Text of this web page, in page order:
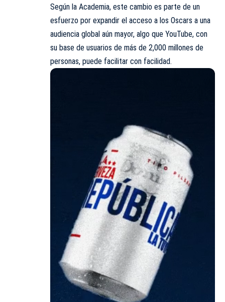
Según la Academia, este cambio es parte de un
esfuerzo por expandir el acceso a los Oscars a una
audiencia global aún mayor, algo que YouTube, con
su base de usuarios de más de 2,000 millones de
personas, puede facilitar con facilidad.